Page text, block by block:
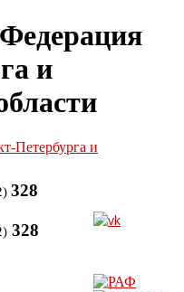
и
328
328